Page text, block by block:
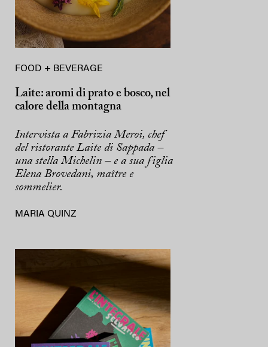
FOOD + BEVERAGE
Laite: aromi di prato e bosco, nel
calore della montagna
Intervista a Fabrizia Meroi, chef
del ristorante Laite di Sappada –
una stella Michelin – e a sua figlia
Elena Brovedani, maître e
sommelier.
MARIA QUINZ